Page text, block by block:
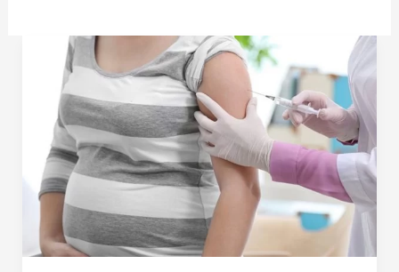
زدن
این
واکسن
ها
در
دوره
بارداری
خطرناک
است!